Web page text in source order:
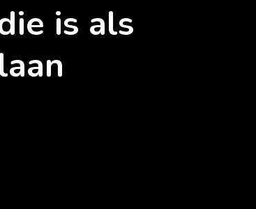
is als